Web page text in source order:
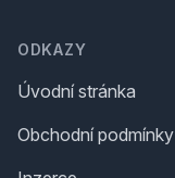
ODKAZY
Úvodní stránka
Obchodní podmínky